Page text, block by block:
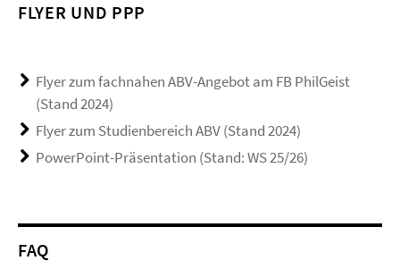
FLYER UND PPP
Flyer zum fachnahen ABV-Angebot am FB PhilGeist
(Stand 2024)
Flyer zum Studienbereich ABV (Stand 2024)
PowerPoint-Präsentation (Stand: WS 25/26)
FAQ